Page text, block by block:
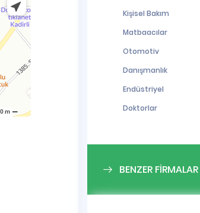
Kişisel Bakım
Matbaacılar
Otomotiv
Danışmanlık
Endüstriyel
Doktorlar
BENZER FİRMALAR